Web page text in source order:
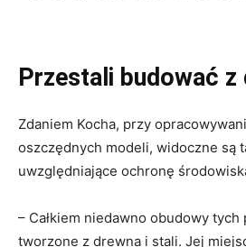
Przestali budować z